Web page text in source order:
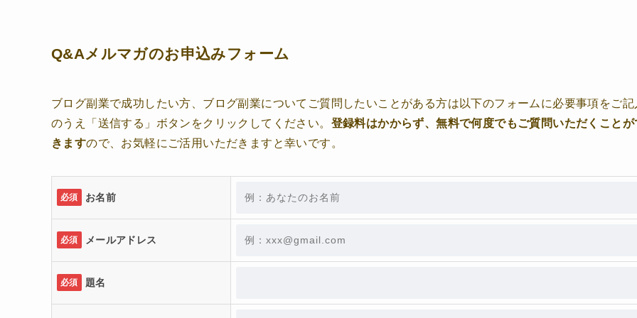
Q&Aメルマガのお申込みフォーム
ブログ副業で成功したい方、ブログ副業についてご質問したいことがある方は以下のフォームに必要事項をご記
のうえ「送信する」ボタンをクリックしてください。 登録料はかからず、無料で何度でもご質問いただくことが
きますので、お気軽にご活用いただきますと幸いです。
必須 お名前
必須 メールアドレス
必須 題名